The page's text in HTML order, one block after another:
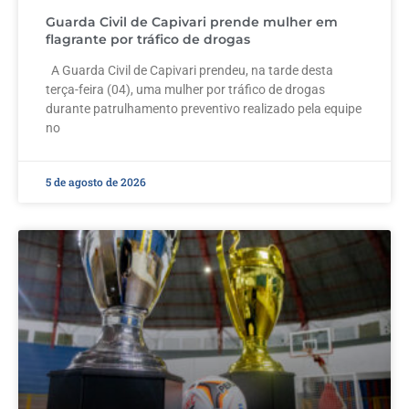
Guarda Civil de Capivari prende mulher em
flagrante por tráfico de drogas
A Guarda Civil de Capivari prendeu, na tarde desta
terça-feira (04), uma mulher por tráfico de drogas
durante patrulhamento preventivo realizado pela equipe
no
5 de agosto de 2026